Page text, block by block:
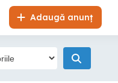
Adaugă anunț